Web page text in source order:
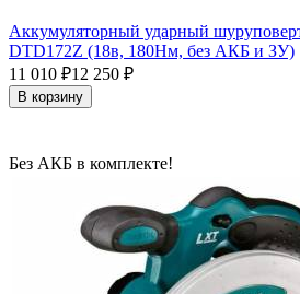
Аккумуляторный ударный
DTD172Z (18в, 180Нм, без АКБ и ЗУ)
11 010 ₽12 250 ₽
В корзину
Без АКБ в комплекте!